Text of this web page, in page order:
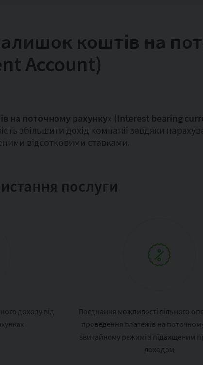
коштів на
Account)
на поточному рахунку» (Interest bearing
збільшити дохід компанії завдяки
відсотковими ставками.
послуги
доходу від
Поєднання можливості вільного
проведення платежів на
звичайному режимі з підвищеним
доходом